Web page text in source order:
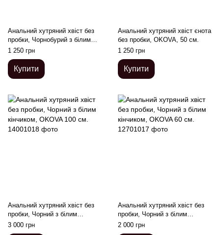
Анальний хутряний хвіст без
пробки, Чорнобурий з білим
кінчиком, OKOVA 50 см
1 250 грн
Купити
Анальний хутряний хвіст єнота
без пробки, OKOVA, 50 см.
1 250 грн
Купити
Анальний хутряний хвіст без
пробки, Чорний з білим
кінчиком, OKOVA 100 см.
3 000 грн
Анальний хутряний хвіст без
пробки, Чорний з білим
кінчиком, OKOVA 60 см.
2 000 грн